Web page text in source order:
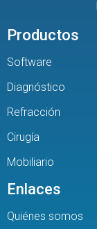
Productos
Software
Diagnóstico
Refracción
Cirugía
Mobiliario
Enlaces
Quiénes somos